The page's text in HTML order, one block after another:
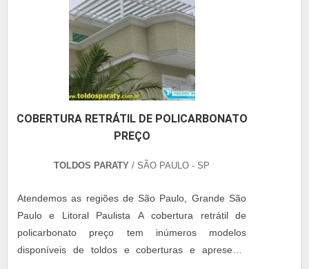
empreendimento.ALGUNS DETALHES SOBRE
EMPRESA DE MONTAGEM DE COBERTURA
METÁLICAHá muitas maneiras eficientes de
demonstrar competência e excelência em sua área
de atuação. A Coberzip canaliza seus esforços em
criar uma estrutura com: Escritório de alta
Tecnologia de ponta; Cerca de 600.000 m² de
coberturas tratadas, solucionando
comprovadamente 100% das não conformidades
montagem de cobertura metálica com
assertividade. Ainda com uma visão analítica sobre
empresa de montagem de cobertura metálica, na
essência da empresa, a mesma deve prezar pelos
COBERTURA RETRÁTIL DE POLICARBONATO
PREÇO
TOLDOS PARATY / SÃO PAULO - SP
Atendemos as regiões de São Paulo, Grande São
Paulo e Litoral Paulista A cobertura retrátil de
policarbonato preço tem inúmeros modelos
disponíveis de toldos e coberturas e apresenta